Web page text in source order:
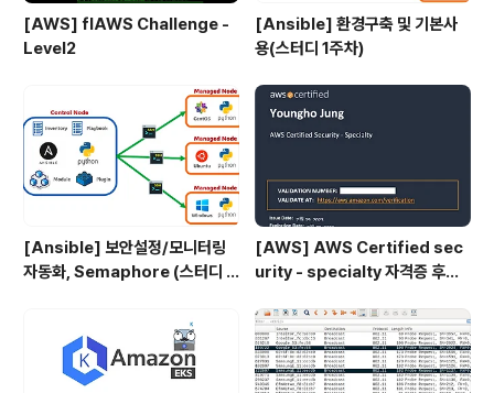
[AWS] flAWS Challenge -
Level2
[Ansible] 환경구축 및 기본사
용(스터디 1주차)
[Ansible] 보안설정/모니터링
자동화, Semaphore (스터디 4
[AWS] AWS Certified sec
urity - specialty 자격증 후기